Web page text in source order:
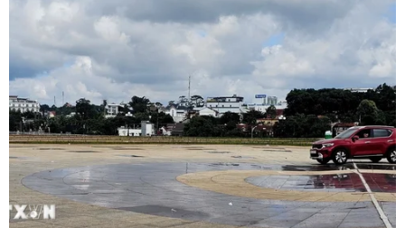
G7 sẽ thảo luận về tương lai AI toàn cầu
12/06/2026 23:06
Các nhà lãnh đạo G7 sẽ có buổi làm việc chung với
giới lãnh đạo công nghệ vào ngày 17/6 để thảo luận về
quy định pháp lý, hạ tầng AI và mạng lưới kỹ thuật số.